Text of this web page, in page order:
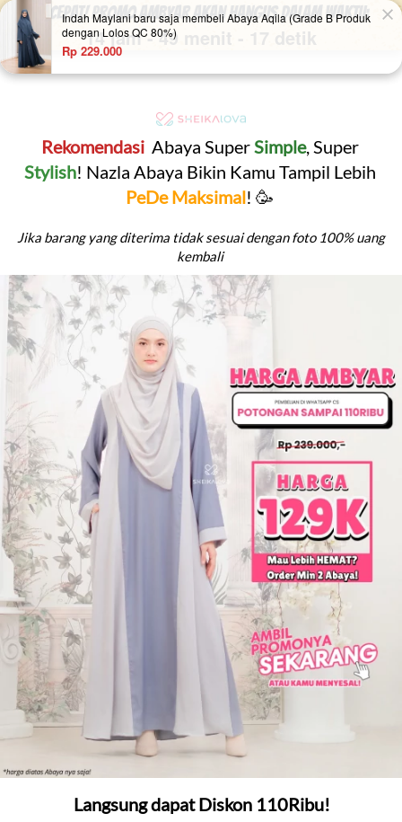
Rekomendasi Abaya Super Simple
, Super
Stylish
PeDe Maksimal! 🥳
Jika barang yang diterima tidak sesuai dengan foto 100% uang
kembali
Langsung dapat Diskon 110Ribu!
CEPAT! PROMO AMBYAR Akan Hangus Dalam Waktu:
14 jam-49 menit